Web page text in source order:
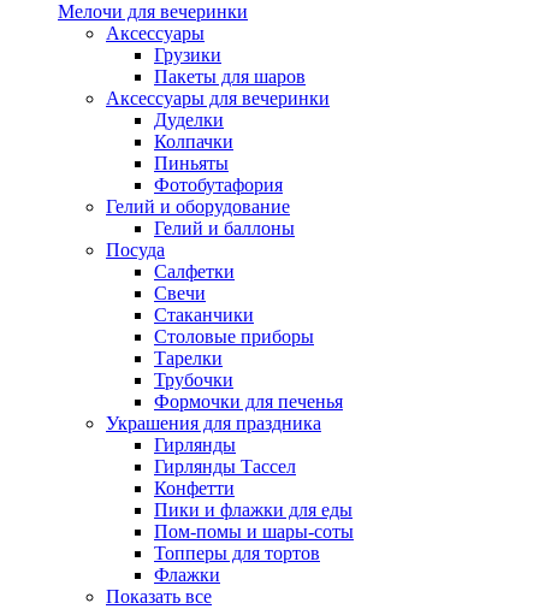
Мелочи для вечеринки
Аксессуары
Грузики
Пакеты для шаров
Аксессуары для вечеринки
Дуделки
Колпачки
Пиньяты
Фотобутафория
Гелий и оборудование
Гелий и баллоны
Посуда
Салфетки
Свечи
Стаканчики
Столовые приборы
Тарелки
Трубочки
Формочки для печенья
Украшения для праздника
Гирлянды
Гирлянды Тассел
Конфетти
Пики и флажки для еды
Пом-помы и шары-соты
Топперы для тортов
Флажки
Показать все